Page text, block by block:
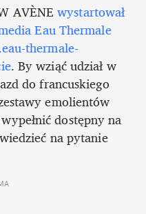
AVÈNE wystartował
Eau Thermale
thermale-
. By wziąć udział w
do francuskiego
emolientów
dostępny na
na pytanie